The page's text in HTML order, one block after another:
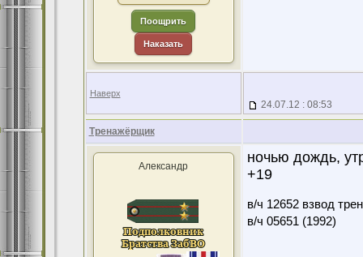
Поощрить
Наказать
Наверх
24.07.12 : 08:53
Тренажёрщик
Александр
ночью дождь,
+19
в/ч 12652 взвод
в/ч 05651 (1992)